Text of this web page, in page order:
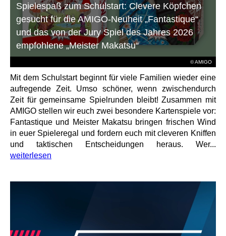
© AMIGO
Spielespaß zum Schulstart: Clevere Köpfchen
gesucht für die AMIGO-Neuheit „Fantastique“
und das von der Jury Spiel des Jahres 2026
empfohlene „Meister Makatsu“
Mit dem Schulstart beginnt für viele Familien wieder eine
aufregende Zeit. Umso schöner, wenn zwischendurch
Zeit für gemeinsame Spielrunden bleibt! Zusammen mit
AMIGO stellen wir euch zwei besondere Kartenspiele vor:
Fantastique und Meister Makatsu bringen frischen Wind
in euer Spieleregal und fordern euch mit cleveren Kniffen
und taktischen Entscheidungen heraus. Wer...
weiterlesen